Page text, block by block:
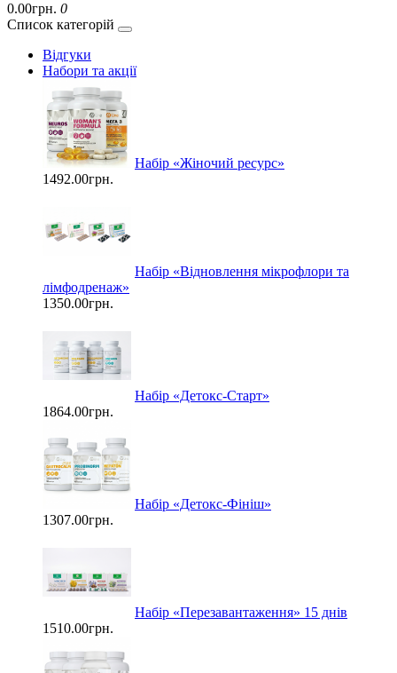
0.00грн. 0
Список категорій
Відгуки
Набори та акції
Набір «Жіночий ресурс»
1492.00грн.
Набір «Відновлення мікрофлори та
лімфодренаж»
1350.00грн.
Набір «Детокс-Старт»
1864.00грн.
Набір «Детокс-Фініш»
1307.00грн.
Набір «Перезавантаження» 15 днів
1510.00грн.